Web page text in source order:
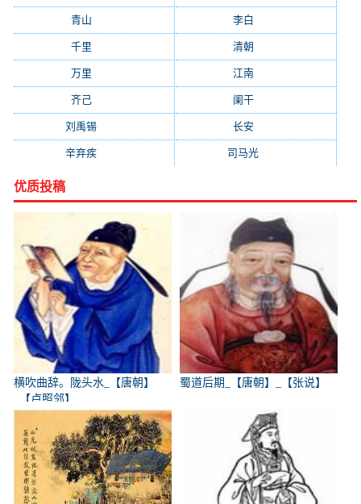
青山 李白
千里 清朝
万里 江南(805)
齐己(781) 阑干(723)
刘禹锡 长安(695)
辛弃疾 司马光
优质投稿
横吹曲辞。陇头水_【唐朝】
_【卢照邻】
蜀道后期_【唐朝】_【张说】